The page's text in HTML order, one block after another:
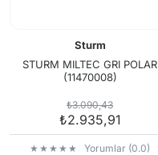
Sturm
STURM MILTEC GRI POLAR
(11470008)
₺3.090,43
₺2.935,91
Yorumlar (0.0)